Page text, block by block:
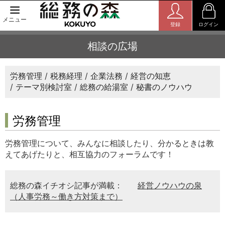
メニュー
登録 ログイン
相談の広場
労務管理 税務経理 企業法務
経営の知恵
テーマ別検討室
総務の給湯室 秘書のノウハウ
労務管理
労務管理について、みんなに相談したり、分かるときは教
えてあげたりと、相互協力のフォーラムです！
総務の森イチオシ記事が満載：
経営ノウハウの泉
（人事労務～働き方対策まで）